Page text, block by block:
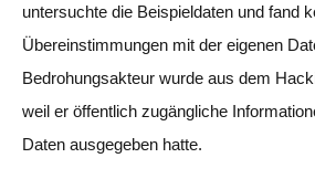
untersuchte die Beispieldaten und fand
Übereinstimmungen mit der eigenen
Bedrohungsakteur wurde aus dem
weil er öffentlich zugängliche
Daten ausgegeben hatte.